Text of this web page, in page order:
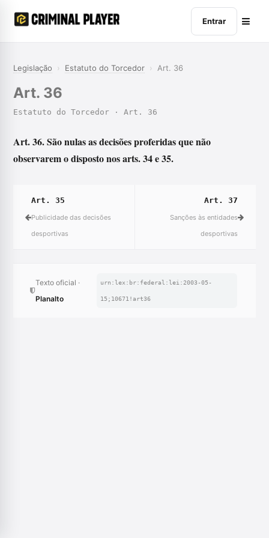
Entrar
Legislação › Estatuto do Torcedor › Art. 36
Art. 36
Estatuto do Torcedor · Art. 36
Art. 36. São nulas as decisões proferidas que não
observarem o disposto nos arts. 34 e 35.
Art. 35
Publicidade das decisões
desportivas
Art. 37
Sanções às entidades
desportivas
Texto oficial ·
Planalto
urn:lex:br:federal:lei:2003-05-
15;10671!art36